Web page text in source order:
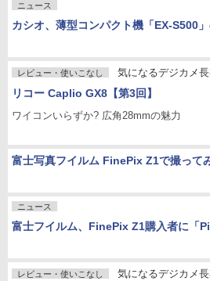
ニュース
カシオ、薄型コンパクト機「EX-S500
レビュー・使いこなし 気になるデジカメ
リコー Caplio GX8【第3回】
ワイコンいらずか? 広角28mmの魅力
富士写真フイルム FinePix Z1で撮って
ニュース
富士フイルム、FinePix Z1購入者に「
レビュー・使いこなし 気になるデジカメ